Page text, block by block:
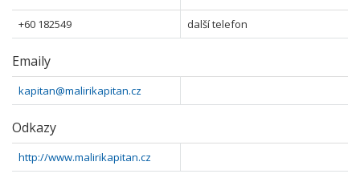
+60 182549
další telefon
Emaily
kapitan@malirikapitan.cz
Odkazy
http://www.malirikapitan.cz